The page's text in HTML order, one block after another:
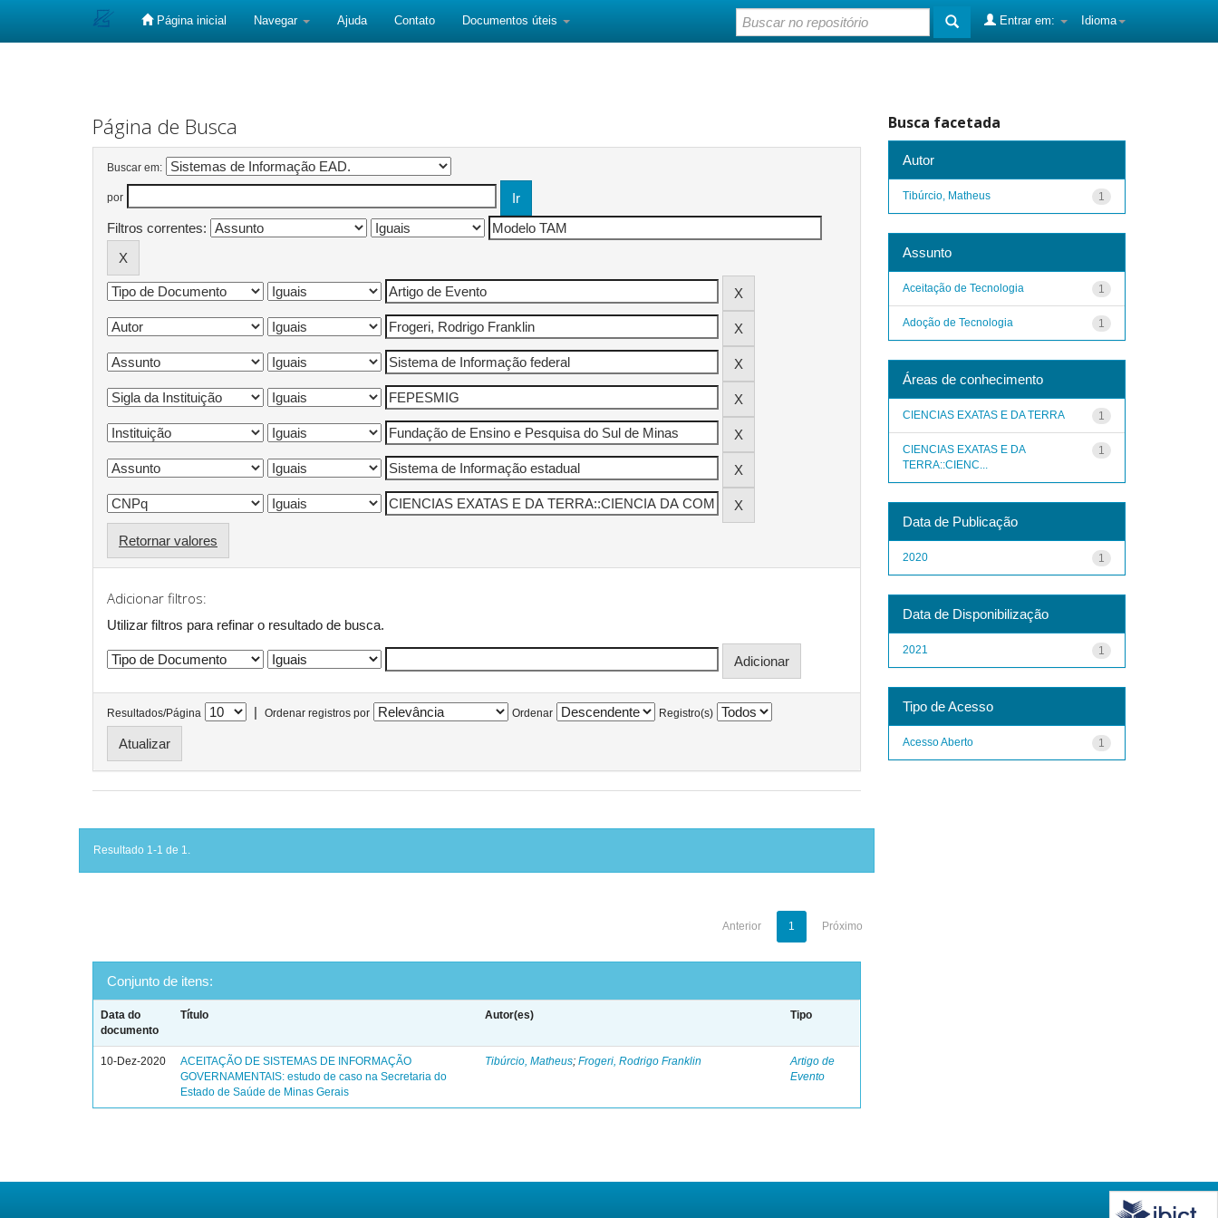
Página inicial Navegar Ajuda Contato Documentos úteis Idioma
Entrar em:
Página de Busca
Buscar em:
por
Filtros correntes:
Retornar valores
Adicionar filtros:
Utilizar filtros para refinar o resultado de busca.
Resultados/Página | Ordenar registros por Ordenar Registro(s)
Resultado 1-1 de 1.
Anterior 1 Próximo
Conjunto de itens:
Data do
documento
Título Autor(es) Tipo
10-Dez-2020
ACEITAÇÃO DE SISTEMAS DE INFORMAÇÃO
GOVERNAMENTAIS: estudo de caso na Secretaria do
Estado de Saúde de Minas Gerais
Tibúrcio, Matheus;Frogeri, Rodrigo Franklin
Artigo de
Evento
Busca facetada
Autor
1
Tibúrcio, Matheus
Assunto
1
Aceitação de Tecnologia
1
Adoção de Tecnologia
Áreas de conhecimento
1
CIENCIAS EXATAS E DA TERRA
1
CIENCIAS EXATAS E DA
TERRA::CIENC...
Data de Publicação
1
2020
Data de Disponibilização
1
2021
Tipo de Acesso
1
Acesso Aberto